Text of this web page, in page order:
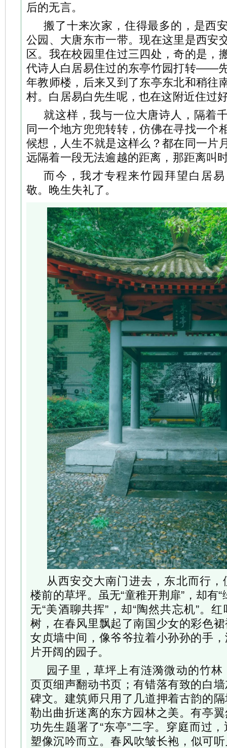
后的无言。
搬了十来次家，住得最多的，是西
公园、大唐东市一带。现在这里是西安
区。我在校园里住过三四处，奇的是，
代诗人白居易住过的东亭竹园打转——
年教师楼，后来又到了东亭东北和稍往
村。白居易白先生呢，也在这附近住过
就这样，我与一位大唐诗人，隔着
同一个地方兜兜转转，仿佛在寻找一个
候想，人生不就是这样么？都在同一片
远隔着一段无法逾越的距离，那距离叫
而今，我才专程来竹园拜望白居
敬。晚生失礼了。
从西安交大南门进去，东北而行
楼前的草坪。虽无“童稚开荆扉”，却有“
无“美酒聊共挥”，却“陶然共忘机”。
树，在春风里飘起了南国少女的彩色
女贞墙中间，像爷爷拉着小孙孙的手
片开阔的园子。
园子里，草坪上有涟漪微动的竹
页页细声翻动书页；有错落有致的白
碑文。建筑师只用了几道押着古韵的
勒出曲折迷离的东方园林之美。有亭
功先生题署了“东亭”二字。穿庭而过
塑像沉吟而立。春风吹皱长袍，似可